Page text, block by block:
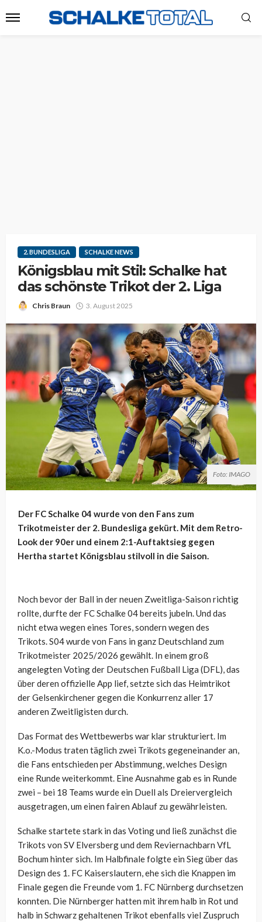
2. BUNDESLIGA SCHALKE NEWS
Königsblau mit Stil: Schalke hat
das schönste Trikot der 2. Liga
Chris Braun 3. August 2025
Foto: IMAGO
Der FC Schalke 04 wurde von den Fans zum
Trikotmeister der 2. Bundesliga gekürt. Mit dem Retro-
Look der 90er und einem 2:1-Auftaktsieg gegen
Hertha startet Königsblau stilvoll in die Saison.
Noch bevor der Ball in der neuen Zweitliga-Saison richtig
rollte, durfte der FC Schalke 04 bereits jubeln. Und das
nicht etwa wegen eines Tores, sondern wegen des
Trikots. S04 wurde von Fans in ganz Deutschland zum
Trikotmeister 2025/2026 gewählt. In einem groß
angelegten Voting der Deutschen Fußball Liga (DFL), das
über deren offizielle App lief, setzte sich das Heimtrikot
der Gelsenkirchener gegen die Konkurrenz aller 17
anderen Zweitligisten durch.
Das Format des Wettbewerbs war klar strukturiert. Im
K.o.-Modus traten täglich zwei Trikots gegeneinander an,
die Fans entschieden per Abstimmung, welches Design
eine Runde weiterkommt. Eine Ausnahme gab es in Runde
zwei – bei 18 Teams wurde ein Duell als Dreiervergleich
ausgetragen, um einen fairen Ablauf zu gewährleisten.
Schalke startete stark in das Voting und ließ zunächst die
Trikots von SV Elversberg und dem Reviernachbarn VfL
Bochum hinter sich. Im Halbfinale folgte ein Sieg über das
Design des 1. FC Kaiserslautern, ehe sich die Knappen im
Finale gegen die Freunde vom 1. FC Nürnberg durchsetzen
konnten. Die Nürnberger hatten mit ihrem halb in Rot und
halb in Schwarz gehaltenen Trikot ebenfalls viel Zuspruch